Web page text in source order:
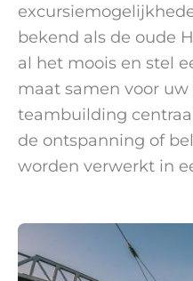
bekend als de oude
al het moois en stel
maat samen voor
teambuilding
de ontspanning of
worden verwerkt in